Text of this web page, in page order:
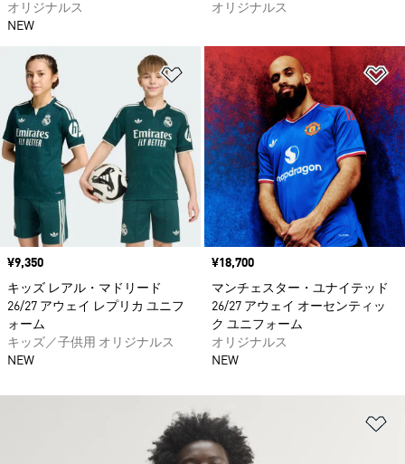
オリジナルス
NEW
オリジナルス
ほしいものリストに追加
価格
¥9,350
キッズ レアル・マドリード
26/27 アウェイ レプリカ ユニフ
ォーム
キッズ／子供用 オリジナルス
NEW
価格
¥18,700
マンチェスター・ユナイテッド
26/27 アウェイ オーセンティッ
ク ユニフォーム
オリジナルス
NEW